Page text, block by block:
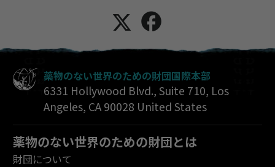
薬物のない世界のための財団国際本部
6331 Hollywood Blvd., Suite 710, Los
Angeles, CA 90028 United States
薬物のない世界のための財団とは
財団について